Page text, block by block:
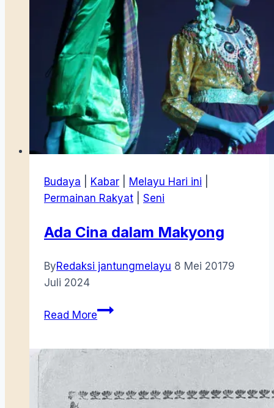
Budaya Kabar Melayu Hari ini
Permainan Rakyat
Seni
Ada Cina dalam Makyong
ByRedaksi jantungmelayu 8 Mei 20179
Juli 2024
Read MoreAda
Makyong